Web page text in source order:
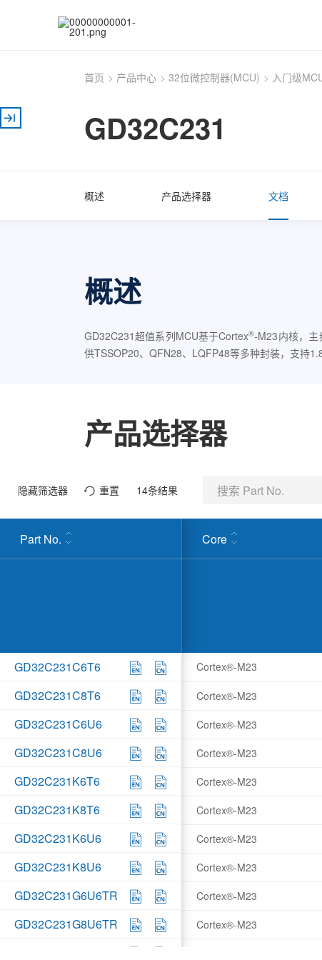
首页 > 产品中心 > 32位微控制器(MCU) > 入门级
GD32C231
概述 产品选择器 文档
概述
GD32C231超值系列MCU基于Cortex®-M23内核，主
供TSSOP20、QFN28、LQFP48等多种封装，支持
产品选择器
隐藏筛选器 重置 14条结果
Part No. Core
GD32C231C6T6 Cortex®-M23
GD32C231C8T6 Cortex®-M23
GD32C231C6U6 Cortex®-M23
GD32C231C8U6 Cortex®-M23
GD32C231K6T6 Cortex®-M23
GD32C231K8T6 Cortex®-M23
GD32C231K6U6 Cortex®-M23
GD32C231K8U6 Cortex®-M23
GD32C231G6U6TR Cortex®-M23
GD32C231G8U6TR Cortex®-M23